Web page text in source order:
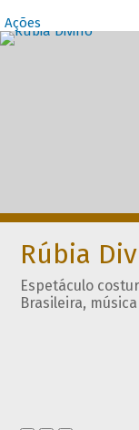
Ações
Rúbia
Espetáculo
Brasileira,